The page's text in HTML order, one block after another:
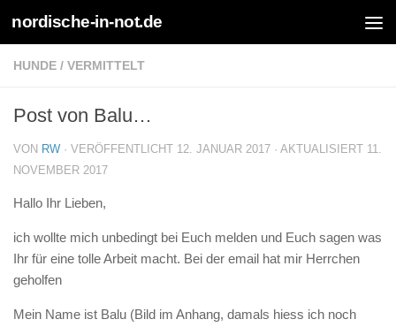
Zum Inhalt springen
nordische-in-not.de
HUNDE / VERMITTELT
Post von Balu…
VON RW · VERÖFFENTLICHT 12. JANUAR 2017 · AKTUALISIERT 11.
NOVEMBER 2017
Hallo Ihr Lieben,
ich wollte mich unbedingt bei Euch melden und Euch sagen was
Ihr für eine tolle Arbeit macht. Bei der email hat mir Herrchen
geholfen
Mein Name ist Balu (Bild im Anhang, damals hiess ich noch